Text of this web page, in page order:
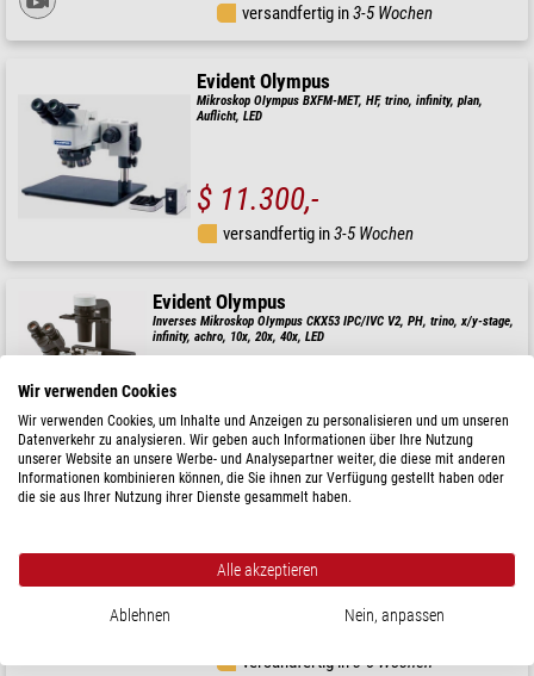
versandfertig in3-5 Wochen
Evident Olympus
Mikroskop Olympus BXFM-MET, HF, trino, infinity, plan,
Auflicht, LED
$ 11.300,-
versandfertig in3-5 Wochen
Evident Olympus
Inverses Mikroskop Olympus CKX53 IPC/IVC V2, PH, trino, x/y-stage,
infinity, achro, 10x, 20x, 40x, LED
$ 10.800,-
versandfertig in3-5 Wochen
Evident Olympus
Software PRECiV Core Version 2.2, Hauptlizenz PV-CO-
versandfertig in3-5 Wochen
Wir verwenden Cookies
Wir verwenden Cookies, um Inhalte und Anzeigen zu personalisieren und um unseren
Datenverkehr zu analysieren. Wir geben auch Informationen über Ihre Nutzung
unserer Website an unsere Werbe- und Analysepartner weiter, die diese mit anderen
Informationen kombinieren können, die Sie ihnen zur Verfügung gestellt haben oder
die sie aus Ihrer Nutzung ihrer Dienste gesammelt haben.
Alle akzeptieren
Ablehnen Nein, anpassen